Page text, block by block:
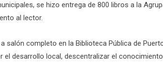
se hizo entrega de 800 libros a la
al lector.
salón completo en la Biblioteca Pública de
el desarrollo local, descentralizar el